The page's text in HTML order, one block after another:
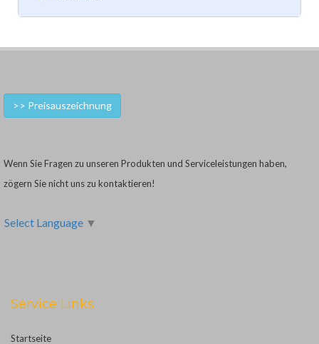
>> Preisauszeichnung
Wenn Sie Fragen zu unseren Produkten und Serviceleistungen haben,
zögern Sie nicht uns zu kontaktieren!
Select Language ▼
Service Links
Startseite